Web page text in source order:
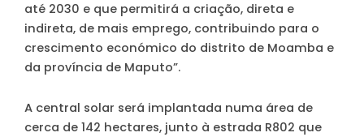
até 2030 e que permitirá a criação, direta e
indireta, de mais emprego, contribuindo para o
crescimento económico do distrito de Moamba e
da província de Maputo”.
A central solar será implantada numa área de
cerca de 142 hectares, junto à estrada R802 que